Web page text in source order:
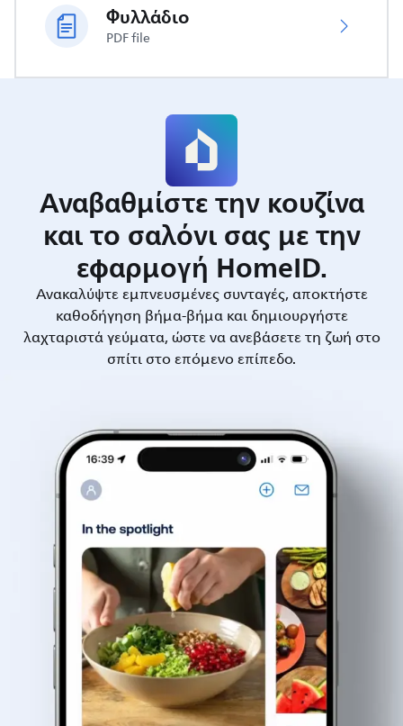
Φυλλάδιο
PDF file
Αναβαθμίστε την κουζίνα
και το σαλόνι σας με την
εφαρμογή HomeID.
Ανακαλύψτε εμπνευσμένες συνταγές, αποκτήστε
καθοδήγηση βήμα-βήμα και δημιουργήστε
λαχταριστά γεύματα, ώστε να ανεβάσετε τη ζωή στο
σπίτι στο επόμενο επίπεδο.